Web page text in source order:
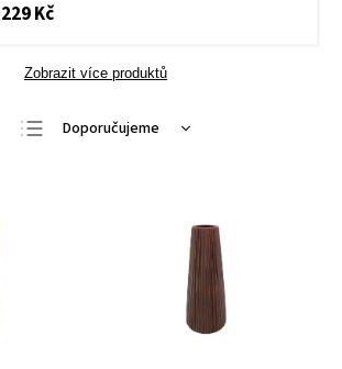
229 Kč
Zobrazit více produktů
Doporučujeme